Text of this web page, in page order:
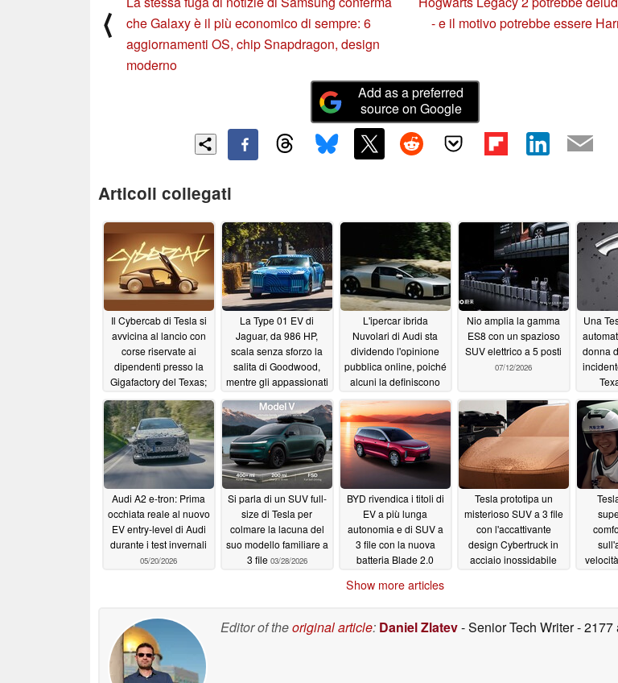
⟨
che Galaxy è il più economico di sempre: 6
aggiornamenti OS, chip Snapdragon, design
moderno
- e il motivo potrebbe essere
Add as a preferred
source on Google
Articoli collegati
Il Cybercab di Tesla si
avvicina al lancio con
corse riservate ai
dipendenti presso la
Gigafactory del Texas;
pronti a entrare in
servizio07/14/2026
La Type 01 EV di
Jaguar, da 986 HP,
scala senza sforzo la
salita di Goodwood,
mentre gli appassionati
un «frigorifero veloce»
07/14/2026
L'ipercar ibrida
Nuvolari di Audi sta
dividendo l'opinione
pubblica online, poiché
alcuni la definiscono
appiattita”07/13/2026
Nio amplia la gamma
ES8 con un spazioso
SUV elettrico a 5 posti
07/12/2026
Una
donna
Audi A2 e-tron: Prima
occhiata reale al nuovo
EV entry-level di Audi
durante i test invernali
05/20/2026
Si parla di un SUV full-
size di Tesla per
colmare la lacuna del
suo modello familiare a
3 file 03/28/2026
BYD rivendica i titoli di
EV a più lunga
autonomia e di SUV a
3 file con la nuova
batteria Blade 2.0
Tesla prototipa un
misterioso SUV a 3 file
con l'accattivante
design Cybertruck in
acciaio inossidabile
Show more articles
Editor of theoriginal article: Daniel Zlatev- Senior Tech Writer- 2177